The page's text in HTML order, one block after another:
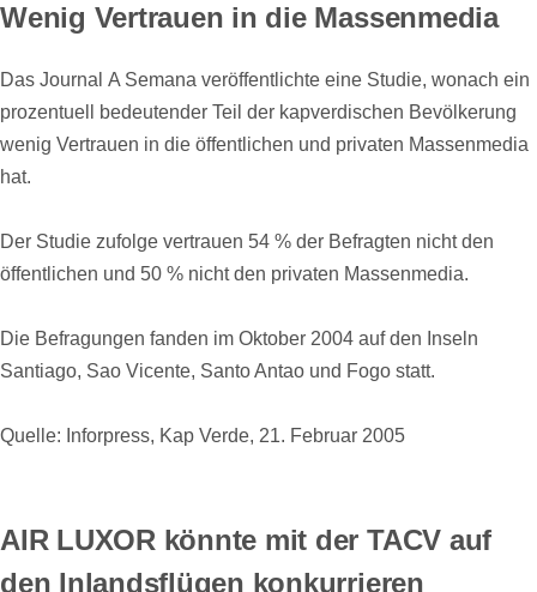
Wenig Vertrauen in die Massenmedia
Das Journal A Semana veröffentlichte eine Studie, wonach ein
prozentuell bedeutender Teil der kapverdischen Bevölkerung
wenig Vertrauen in die öffentlichen und privaten Massenmedia
hat.
Der Studie zufolge vertrauen 54 % der Befragten nicht den
öffentlichen und 50 % nicht den privaten Massenmedia.
Die Befragungen fanden im Oktober 2004 auf den Inseln
Santiago, Sao Vicente, Santo Antao und Fogo statt.
Quelle: Inforpress, Kap Verde, 21. Februar 2005
AIR LUXOR könnte mit der TACV auf
den Inlandsflügen konkurrieren